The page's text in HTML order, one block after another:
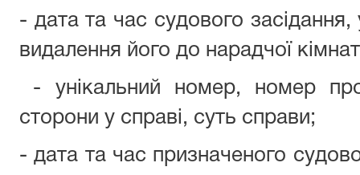
- дата та час судового
видалення його до нарадчої
- унікальний номер, номер
сторони у справі, суть справи;
- дата та час призначеного